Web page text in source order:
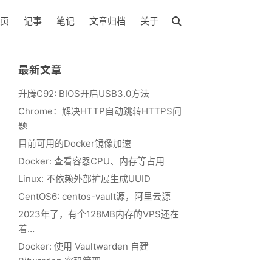
记事 笔记 文章归档 关于
最新文章
升腾C92: BIOS开启USB3.0方法
Chrome：解决HTTP自动跳转HTTPS问
题
目前可用的Docker镜像加速
Docker: 查看容器CPU、内存等占用
Linux: 不依赖外部扩展生成UUID
CentOS6: centos-vault源，阿里云源
2023年了，有个128MB内存的VPS还在
着…
Docker: 使用 Vaultwarden 自建